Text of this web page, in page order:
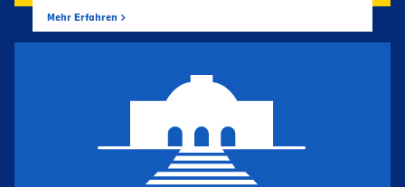
Mehr Erfahren